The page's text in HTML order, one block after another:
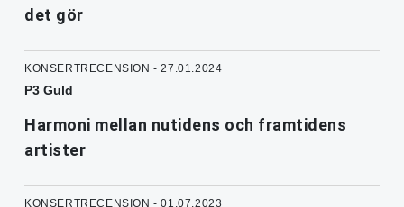
det gör
KONSERTRECENSION - 27.01.2024
P3 Guld
Harmoni mellan nutidens och framtidens
artister
KONSERTRECENSION - 01.07.2023